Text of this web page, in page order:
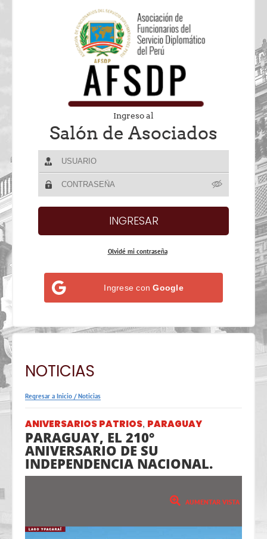
Ingreso al
Salón de Asociados
Olvidé mi contraseña
Ingrese conGoogle
NOTICIAS
Regresar a Inicio /Noticias
ANIVERSARIOS PATRIOS, PARAGUAY
PARAGUAY, EL 210°
ANIVERSARIO DE SU
INDEPENDENCIA NACIONAL.